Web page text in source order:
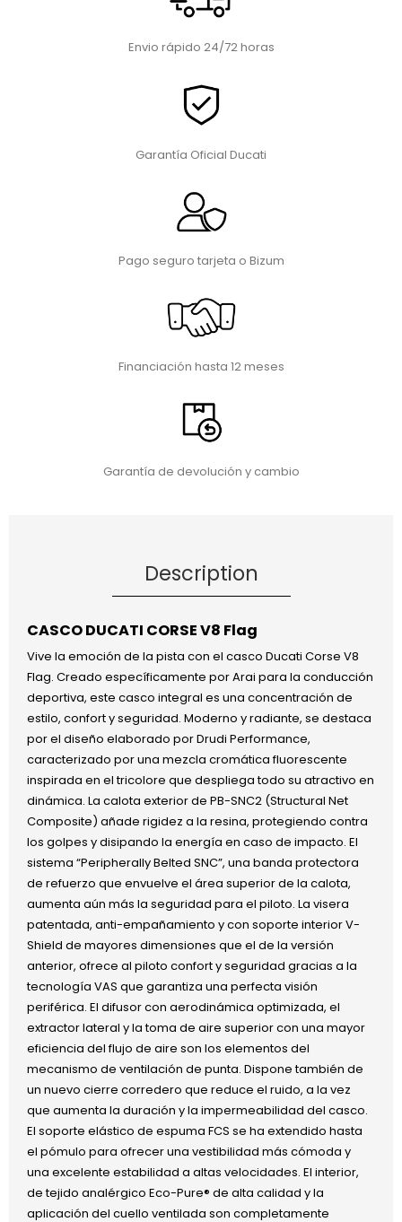
Envio rápido 24/72 horas
Garantía Oficial Ducati
Pago seguro tarjeta o Bizum
Financiación hasta 12 meses
Garantía de devolución y cambio
Description
CASCO DUCATI CORSE V8 Flag
Vive la emoción de la pista con el casco Ducati Corse V8
Flag. Creado específicamente por Arai para la conducción
deportiva, este casco integral es una concentración de
estilo, confort y seguridad. Moderno y radiante, se destaca
por el diseño elaborado por Drudi Performance,
caracterizado por una mezcla cromática fluorescente
inspirada en el tricolore que despliega todo su atractivo en
dinámica. La calota exterior de PB-SNC2 (Structural Net
Composite) añade rigidez a la resina, protegiendo contra
los golpes y disipando la energía en caso de impacto. El
sistema “Peripherally Belted SNC”, una banda protectora
de refuerzo que envuelve el área superior de la calota,
aumenta aún más la seguridad para el piloto. La visera
patentada, anti-empañamiento y con soporte interior V-
Shield de mayores dimensiones que el de la versión
anterior, ofrece al piloto confort y seguridad gracias a la
tecnología VAS que garantiza una perfecta visión
periférica. El difusor con aerodinámica optimizada, el
extractor lateral y la toma de aire superior con una mayor
eficiencia del flujo de aire son los elementos del
mecanismo de ventilación de punta. Dispone también de
un nuevo cierre corredero que reduce el ruido, a la vez
que aumenta la duración y la impermeabilidad del casco.
El soporte elástico de espuma FCS se ha extendido hasta
el pómulo para ofrecer una vestibilidad más cómoda y
una excelente estabilidad a altas velocidades. El interior,
de tejido analérgico Eco-Pure® de alta calidad y la
aplicación del cuello ventilada son completamente